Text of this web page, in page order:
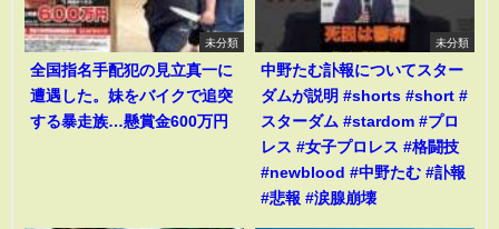
未分類
全国指名手配犯の見立真一に
遭遇した。妹をバイクで追突
する暴走族…懸賞金600万円
未分類
中野たむ訃報についてスター
ダムが説明 #shorts #short #
スターダム #stardom #プロ
レス #女子プロレス #格闘技
#newblood #中野たむ #訃報
#悲報 #涙腺崩壊